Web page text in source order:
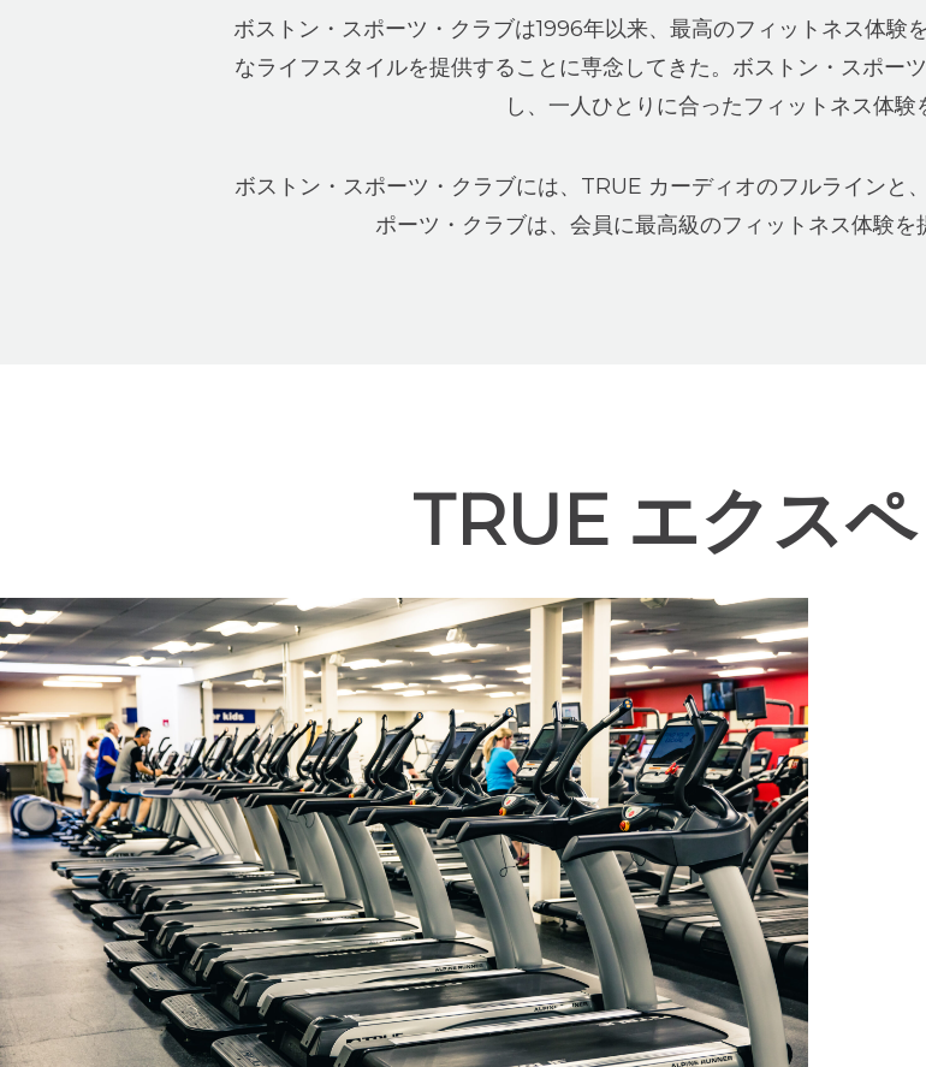
ボストン・スポーツ・クラブは1996年以来、最高のフィットネス体験
なライフスタイルを提供することに専念してきた。ボストン・スポー
し、一人ひとりに合ったフィットネス体験
ボストン・スポーツ・クラブには、TRUE カーディオのフルラインと
ポーツ・クラブは、会員に最高級のフィットネス体験を
TRUE エクス